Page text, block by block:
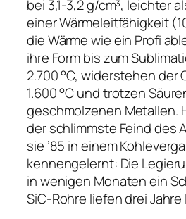
bei 3,1-3,2 g/cm³, leichter
einer Wärmeleitfähigkeit
die Wärme wie ein Profi
ihre Form bis zum
2.700 °C, widerstehen der
1.600 °C und trotzen
geschmolzenen Metallen.
der schlimmste Feind des
sie ’85 in einem
kennengelernt: Die
in wenigen Monaten ein
SiC-Rohre liefen drei